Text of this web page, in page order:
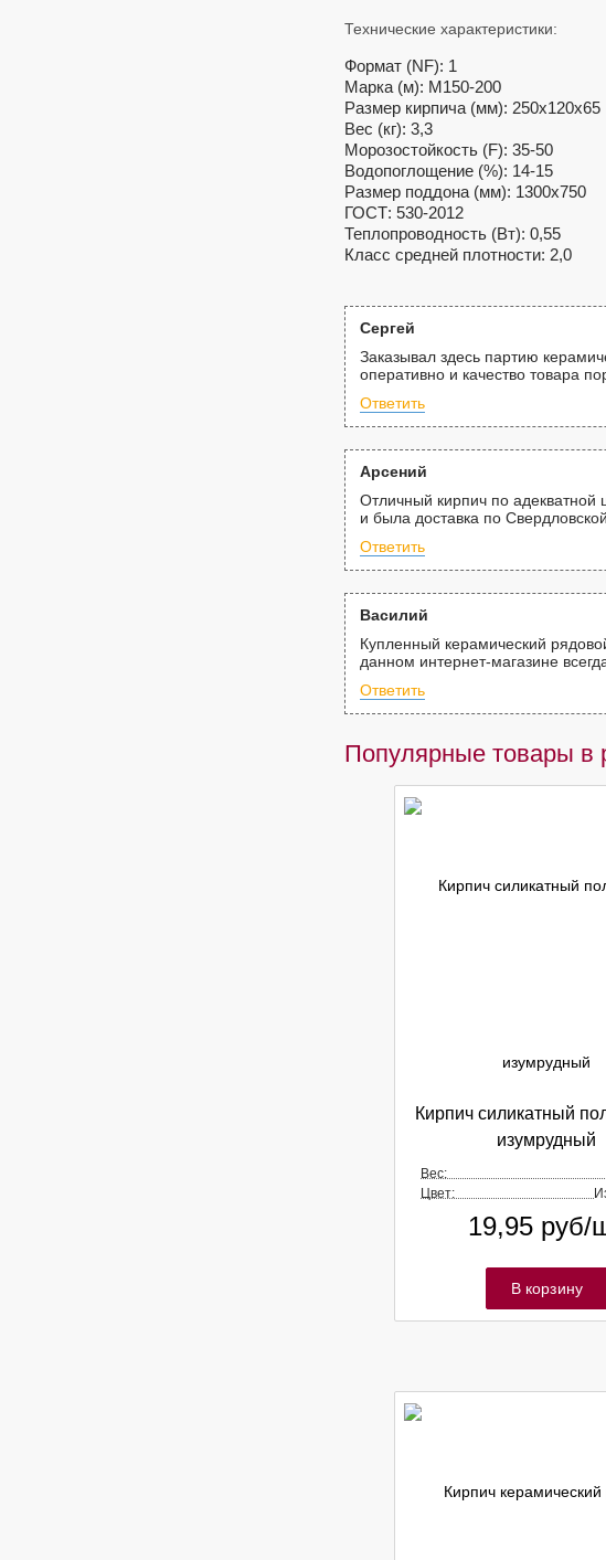
Технические характеристики:
Формат (NF): 1
Марка (м): М150-200
Размер кирпича (мм): 250х120х65
Вес (кг): 3,3
Морозостойкость (F): 35-50
Водопоглощение (%): 14-15
Размер поддона (мм): 1300x750
ГОСТ: 530-2012
Теплопроводность (Вт): 0,55
Класс средней плотности: 2,0
Сергей
Заказывал здесь партию
оперативно и качество товара
Ответить
Арсений
Отличный кирпич по адекватной
и была доставка по
Ответить
Василий
Купленный керамический
данном интернет-магазине
Ответить
Популярные товары в
Кирпич силикатный
изумрудный
Вес:
Цвет:
19,95 руб/
В корзину